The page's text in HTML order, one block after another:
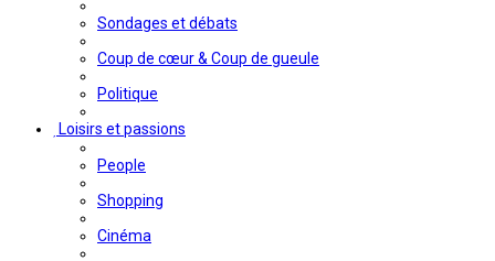
Sondages et débats
Coup de cœur & Coup de gueule
Politique
Loisirs et passions
People
Shopping
Cinéma